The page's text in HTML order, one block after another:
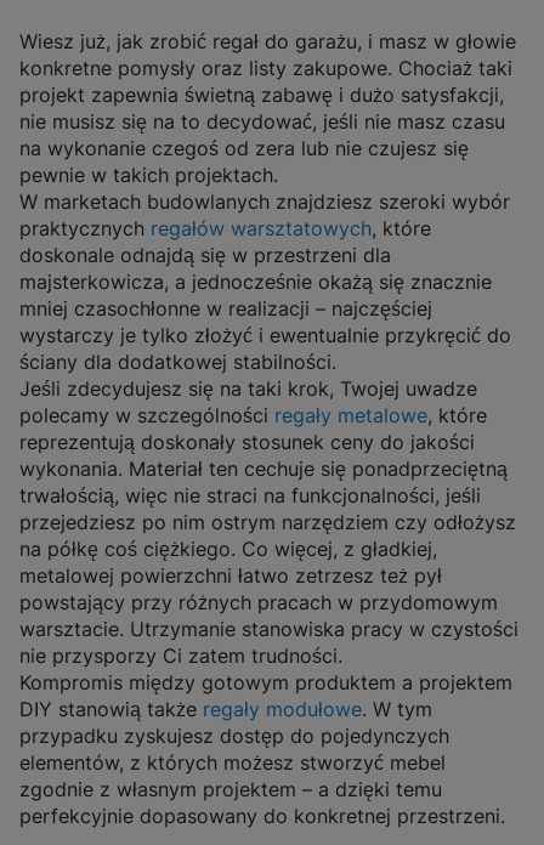
Wiesz już, jak zrobić regał do garażu, i masz w głowie
konkretne pomysły oraz listy zakupowe. Chociaż taki
projekt zapewnia świetną zabawę i dużo satysfakcji,
nie musisz się na to decydować, jeśli nie masz czasu
na wykonanie czegoś od zera lub nie czujesz się
pewnie w takich projektach.
W marketach budowlanych znajdziesz szeroki wybór
praktycznych regałów warsztatowych, które
doskonale odnajdą się w przestrzeni dla
majsterkowicza, a jednocześnie okażą się znacznie
mniej czasochłonne w realizacji – najczęściej
wystarczy je tylko złożyć i ewentualnie przykręcić do
ściany dla dodatkowej stabilności.
Jeśli zdecydujesz się na taki krok, Twojej uwadze
polecamy w szczególności regały metalowe, które
reprezentują doskonały stosunek ceny do jakości
wykonania. Materiał ten cechuje się ponadprzeciętną
trwałością, więc nie straci na funkcjonalności, jeśli
przejedziesz po nim ostrym narzędziem czy odłożysz
na półkę coś ciężkiego. Co więcej, z gładkiej,
metalowej powierzchni łatwo zetrzesz też pył
powstający przy różnych pracach w przydomowym
warsztacie. Utrzymanie stanowiska pracy w czystości
nie przysporzy Ci zatem trudności.
Kompromis między gotowym produktem a projektem
DIY stanowią także regały modułowe. W tym
przypadku zyskujesz dostęp do pojedynczych
elementów, z których możesz stworzyć mebel
zgodnie z własnym projektem – a dzięki temu
perfekcyjnie dopasowany do konkretnej przestrzeni.